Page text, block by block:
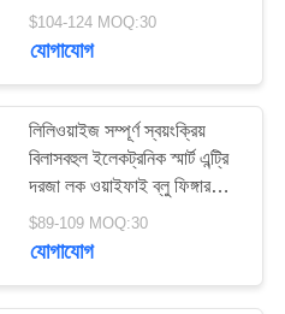
স্মার্ট ডোর লক ক্যামেরা ওয়াইফাই
সহ
$104-124 MOQ:30
যোগাযোগ
লিলিওয়াইজ সম্পূর্ণ স্বয়ংক্রিয়
বিলাসবহুল ইলেকট্রনিক স্মার্ট এন্ট্রি
দরজা লক ওয়াইফাই ব্লু ফিঙ্গারপ্রিন্ট
টুয়া টিটিলক স্মার্ট ডোর লক ক্যামেরা
সহ
$89-109 MOQ:30
যোগাযোগ